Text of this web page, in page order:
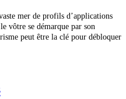
mer de profils d’applications
vôtre se démarque par son
peut être la clé pour débloquer